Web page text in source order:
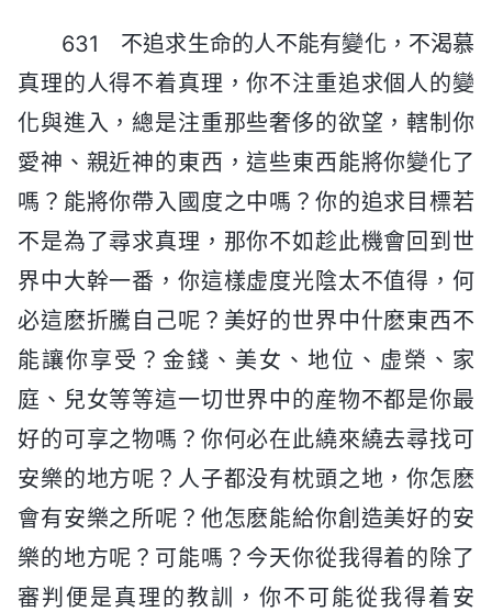
631 不追求生命的人不能有變化，不渴慕
真理的人得不着真理，你不注重追求個人的變
化與進入，總是注重那些奢侈的欲望，轄制你
愛神、親近神的東西，這些東西能將你變化了
嗎？能將你帶入國度之中嗎？你的追求目標若
不是為了尋求真理，那你不如趁此機會回到世
界中大幹一番，你這樣虚度光陰太不值得，何
必這麽折騰自己呢？美好的世界中什麽東西不
能讓你享受？金錢、美女、地位、虚榮、家
庭、兒女等等這一切世界中的産物不都是你最
好的可享之物嗎？你何必在此繞來繞去尋找可
安樂的地方呢？人子都没有枕頭之地，你怎麽
會有安樂之所呢？他怎麽能給你創造美好的安
樂的地方呢？可能嗎？今天你從我得着的除了
審判便是真理的教訓，你不可能從我得着安